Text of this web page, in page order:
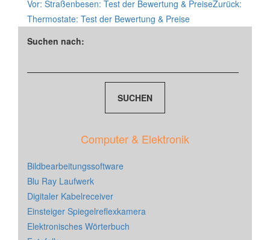
Vor: Straßenbesen: Test der Bewertung & PreiseZurück:
Thermostate: Test der Bewertung & Preise
Suchen nach:
Computer & Elektronik
Bildbearbeitungssoftware
Blu Ray Laufwerk
Digitaler Kabelreceiver
Einsteiger Spiegelreflexkamera
Elektronisches Wörterbuch